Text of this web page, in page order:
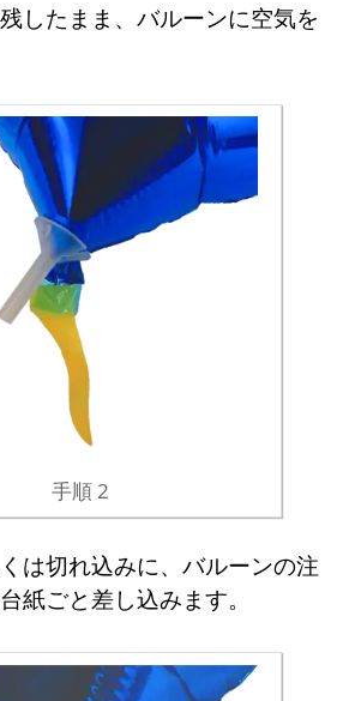
したまま、バルーンに空気を
手順 2
は切れ込みに、バルーンの注
紙ごと差し込みます。